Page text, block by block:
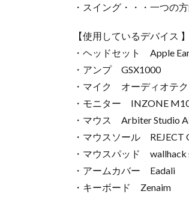
・スイング・・・一つの
【使用しているデバイス 】
・ヘッドセット Apple
・アンプ GSX1000
・マイク オーディオテ
・モニター INZONE
・マウス Arbiter Studio
・マウスソール REJECT
・マウスパッド wallhack
・アームカバー Eadali
・キーボード Zenaim